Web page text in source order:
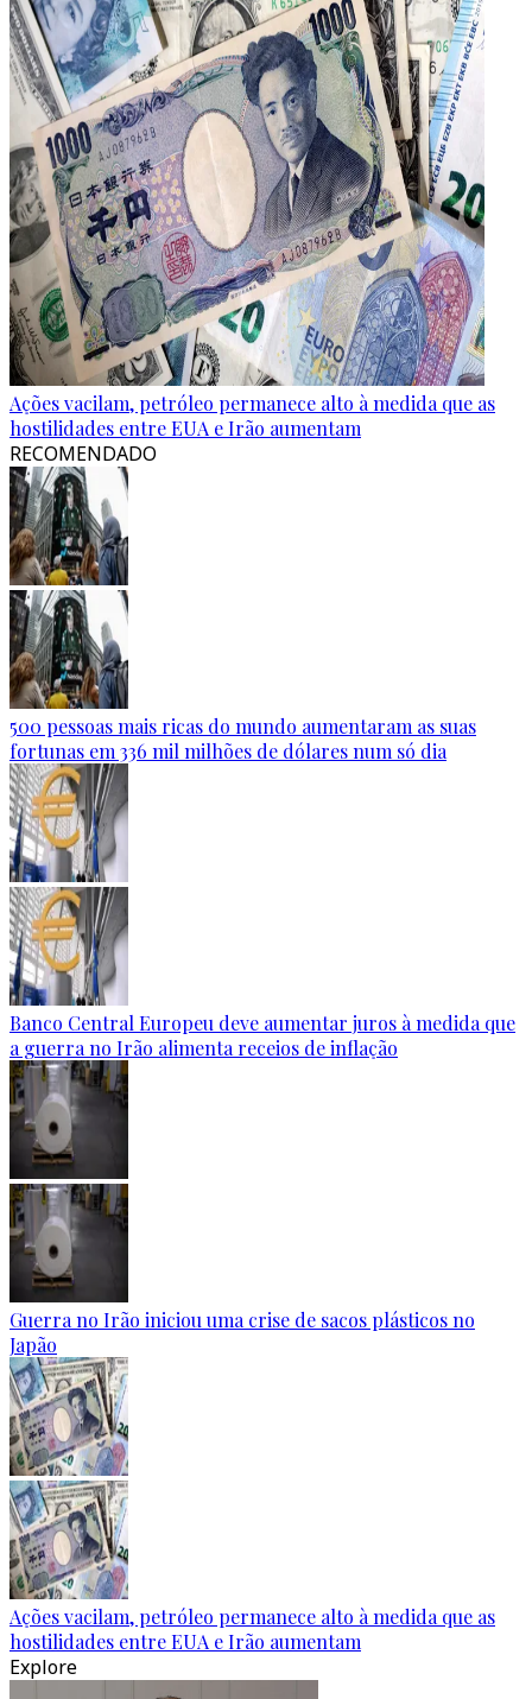
Ações vacilam, petróleo permanece alto à medida que as
hostilidades entre EUA e Irão aumentam
RECOMENDADO
500 pessoas mais ricas do mundo aumentaram as suas
fortunas em 336 mil milhões de dólares num só dia
Banco Central Europeu deve aumentar juros à medida que
a guerra no Irão alimenta receios de inflação
Guerra no Irão iniciou uma crise de sacos plásticos no
Japão
Ações vacilam, petróleo permanece alto à medida que as
hostilidades entre EUA e Irão aumentam
Explore